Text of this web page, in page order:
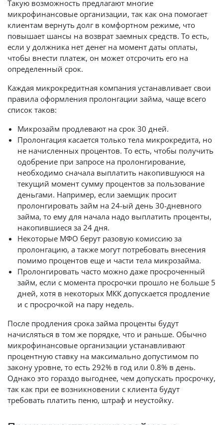
Такую возможность предлагают многие
микрофинансовые организации, так как она помогает
клиентам вернуть долг в комфортном режиме, что
повышает шансы на возврат заемных средств. То есть,
если у должника нет денег на момент даты оплаты,
чтобы внести платеж, он может отсрочить его на
определенный срок.
Каждая микрокредитная компания устанавливает свои
правила оформления пролонгации займа, чаще всего
список таков:
Микрозайм продлевают на срок 30 дней.
Пролонгация касается только тела микрокредита, но
не начисленных процентов. То есть, чтобы получить
одобрение при запросе на пролонгирование,
необходимо сначала выплатить накопившуюся на
текущий момент сумму процентов за пользование
деньгами. Например, если заемщик просит
пролонгировать займ на 24-ый день 30-дневного
займа, то ему для начала надо выплатить проценты,
накопившиеся за 24 дня.
Некоторые МФО берут разовую комиссию за
пролонгацию, а также могут потребовать внесения
помимо процентов еще и части тела микрозайма.
Пролонгировать часто можно даже просроченный
займ, если с момента просрочки прошло не больше 5
дней, хотя в некоторых МКК допускается продление
и с просрочкой на пару недель.
После продления срока займа проценты будут
начисляться в том же порядке, что и раньше. Обычно
микрофинансовые организации устанавливают
процентную ставку на максимально допустимом по
закону уровне, то есть 292% в год или 0.8% в день.
Однако это гораздо выгоднее, чем допускать просрочку,
так как при ее возникновении с клиента будут
требовать платить пеню, штраф и неустойку.